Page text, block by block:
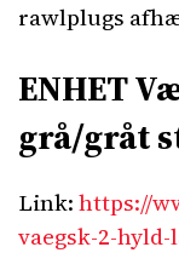
rawlplugs
ENHET
grå/gråt
Link:https://
vaegsk-2-hyld-